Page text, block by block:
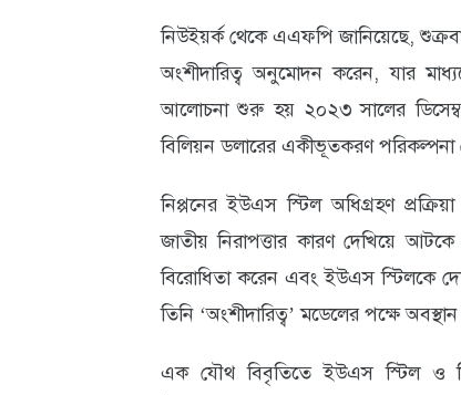
নিউইয়র্ক থেকে এএফপি জানিয়েছে,
অংশীদারিত্ব অনুমোদন করেন, যার
আলোচনা শুরু হয় ২০২৩ সালের
বিলিয়ন ডলারের একীভূতকরণ পরিকল্পনা
নিপ্পনের ইউএস স্টিল অধিগ্রহণ
জাতীয় নিরাপত্তার কারণ দেখিয়ে
বিরোধিতা করেন এবং ইউএস স্টিলকে
তিনি ‘অংশীদারিত্ব’ মডেলের পক্ষে
এক যৌথ বিবৃতিতে ইউএস স্টিল ও